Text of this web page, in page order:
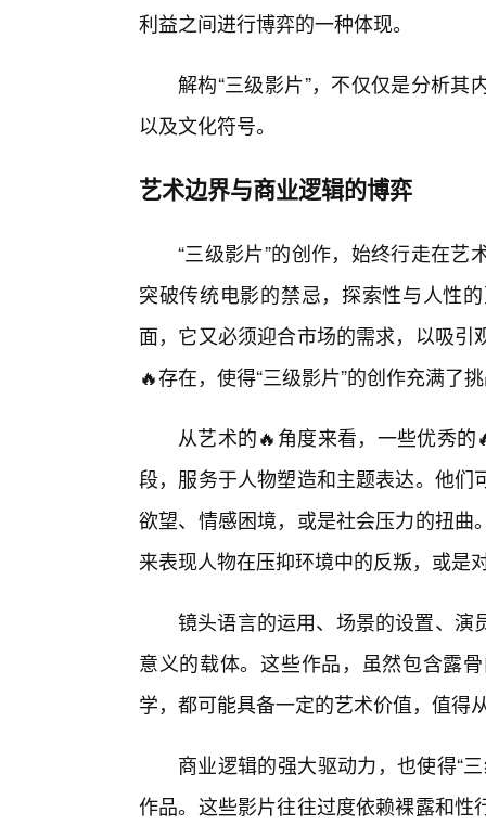
利益之间进行博弈的一种体现。
解构“三级影片”，不仅仅是分析
以及文化符号。
艺术边界与商业逻辑的博弈
“三级影片”的创作，始终行走在
突破传统电影的禁忌，探索性与人性
面，它又必须迎合市场的需求，以吸
🔥存在，使得“三级影片”的创作充满了
从艺术的🔥角度来看，一些优秀的
段，服务于人物塑造和主题表达。他
欲望、情感困境，或是社会压力的扭
来表现人物在压抑环境中的反叛，或是
镜头语言的运用、场景的设置、演
意义的载体。这些作品，虽然包含露
学，都可能具备一定的艺术价值，值得
商业逻辑的强大驱动力，也使得“
作品。这些影片往往过度依赖裸露和